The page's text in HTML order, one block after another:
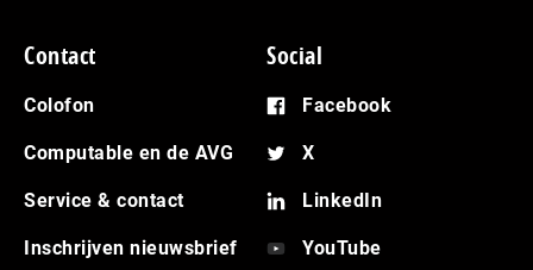
Contact
Colofon
Computable en de AVG
Service & contact
Inschrijven nieuwsbrief
Social
Facebook
X
LinkedIn
YouTube